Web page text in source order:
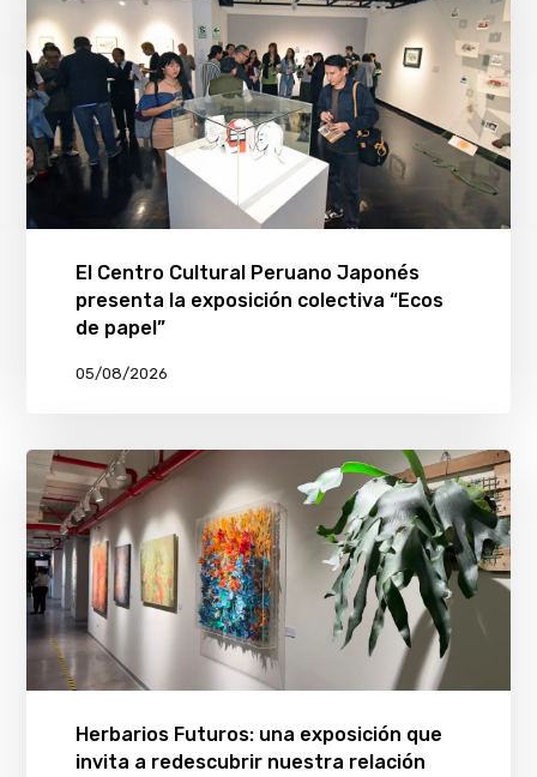
El Centro Cultural Peruano Japonés
presenta la exposición colectiva “Ecos
de papel”
05/08/2026
Herbarios Futuros: una exposición que
invita a redescubrir nuestra relación